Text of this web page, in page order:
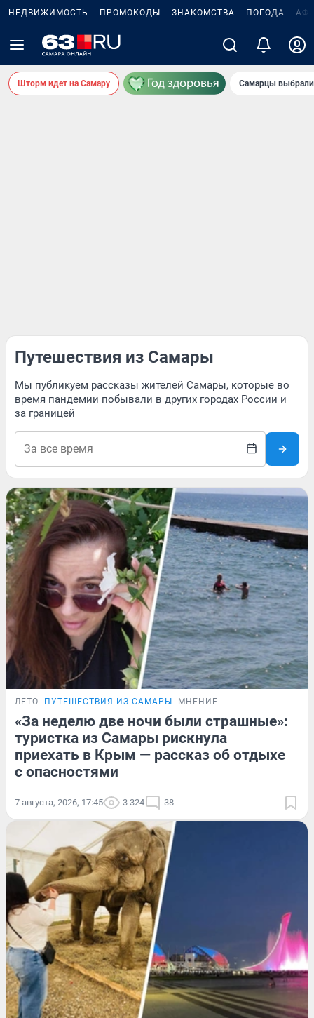
НЕДВИЖИМОСТЬ ПРОМОКОДЫ ЗНАКОМСТВА ПОГОДА
Шторм идет на Самару Самарцы
Путешествия из Самары
Мы публикуем рассказы жителей Самары, которые во
время пандемии побывали в других городах России и
за границей
ЛЕТО ПУТЕШЕСТВИЯ ИЗ САМАРЫ МНЕНИЕ
«За неделю две ночи были страшные»:
туристка из Самары рискнула
приехать в Крым — рассказ об отдыхе
с опасностями
7 августа, 2026, 17:45 3 324 38